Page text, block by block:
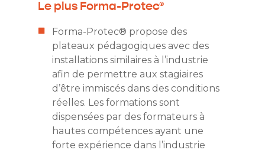
Le plus Forma-Protec®
Forma-Protec® propose des
plateaux pédagogiques avec des
installations similaires à l’industrie
afin de permettre aux stagiaires
d’être immiscés dans des conditions
réelles. Les formations sont
dispensées par des formateurs à
hautes compétences ayant une
forte expérience dans l’industrie